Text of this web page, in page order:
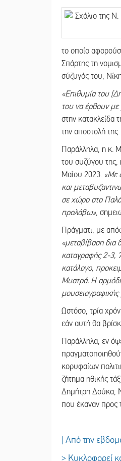
το οποίο
Σπάρτης τη
σύζυγός του,
«Επιθυμία του
του να έρθουν
στην κατακλείδα
την αποστολή της.
Παράλληλα, η κ.
του συζύγου
Μαΐου 2023. «Με
και
σε χώρο στο
προλάβω»,
Πράγματι, με
«μεταβίβαση δια
καταγραφής 2-3,
κατάλογο,
Μυστρά. Η
Ωστόσο, τρία
εάν αυτή θα
Παράλληλα, εν
κορυφαίων
ζήτημα ηθικής
Δημήτρη Δούκα,
που έκαναν προς
| Από την
> Κυκλοφορεί